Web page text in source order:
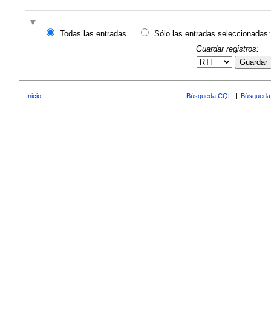
Todas las entradas
Sólo las entradas seleccionadas:
Guardar registros:
Guardar
Inicio Búsqueda CQL